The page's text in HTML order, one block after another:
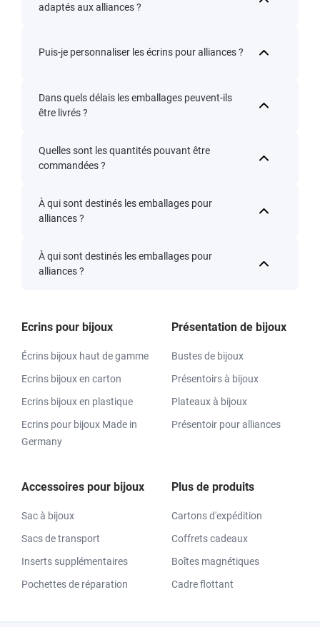
adaptés aux alliances ?
Puis-je personnaliser les écrins pour alliances ?
Dans quels délais les emballages peuvent-ils
être livrés ?
Quelles sont les quantités pouvant être
commandées ?
À qui sont destinés les emballages pour
alliances ?
À qui sont destinés les emballages pour
alliances ?
Ecrins pour bijoux
Écrins bijoux haut de gamme
Ecrins bijoux en carton
Ecrins bijoux en plastique
Ecrins pour bijoux Made in
Germany
Présentation de bijoux
Bustes de bijoux
Présentoirs à bijoux
Plateaux à bijoux
Présentoir pour alliances
Accessoires pour bijoux
Sac à bijoux
Sacs de transport
Inserts supplémentaires
Pochettes de réparation
Plus de produits
Cartons d'expédition
Coffrets cadeaux
Boîtes magnétiques
Cadre flottant